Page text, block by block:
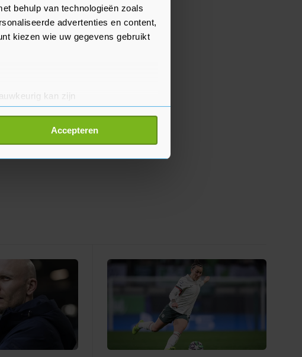
behulp van technologieën zoals
advertenties en content,
kiezen wie uw gegevens gebruikt
kan zijn
(fingerprinting)
in het
detailgedeelte
Accepteren